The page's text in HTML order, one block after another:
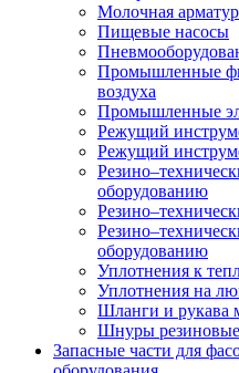
Молочная
Пищевые насосы
Промышленные
воздуха
Промышленные
Режущий
Режущий
оборудованию
оборудованию
Уплотнения к
Уплотнения на
Шланги и рукава
Шнуры
Запасные части для